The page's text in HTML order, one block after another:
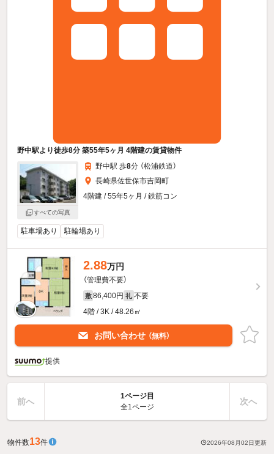
野中駅より徒歩8分 築55年5ヶ月 4階建の賃貸物件
すべての写真
野中駅 歩8分 （松浦鉄道）
長崎県佐世保市吉岡町
4階建 / 55年5ヶ月 / 鉄筋コン
駐車場あり 駐輪場あり
2.88万円
（管理費不要）
敷 86,400円 礼 不要
4階 / 3K / 48.26㎡
お問い合わせ （無料）
提供
前へ
1ページ目
全1ページ
次へ
物件数13件 2026年08月02日更新